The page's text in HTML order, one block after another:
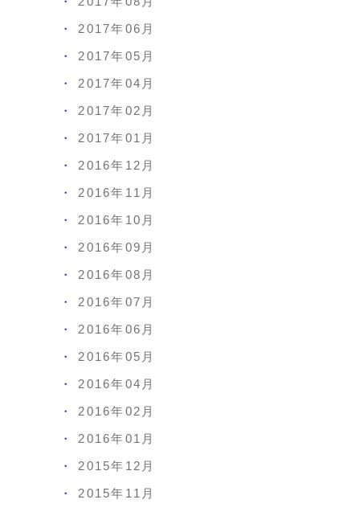
2017年06月
2017年05月
2017年04月
2017年02月
2017年01月
2016年12月
2016年11月
2016年10月
2016年09月
2016年08月
2016年07月
2016年06月
2016年05月
2016年04月
2016年02月
2016年01月
2015年12月
2015年11月